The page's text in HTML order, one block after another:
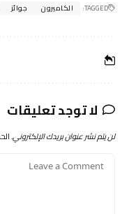
TAGGED: الكاميرون جوائز
لا توجد تعليقات
لن يتم نشر عنوان بريدك الإلكتروني.